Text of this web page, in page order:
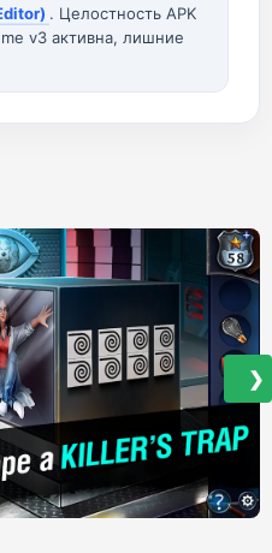
. Целостность APK
v3 активна, лишние
❯